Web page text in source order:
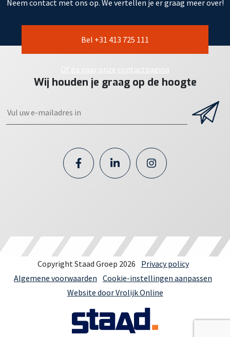
Neem contact met ons op. We vertellen je er graag meer over!
Bel +31 413 725 111
Of ga naar onze contactpagina
Wij houden je graag op de hoogte
Copyright Staad Groep 2026
Privacy policy
Algemene voorwaarden Cookie-instellingen aanpassen
Website door Vrolijk Online